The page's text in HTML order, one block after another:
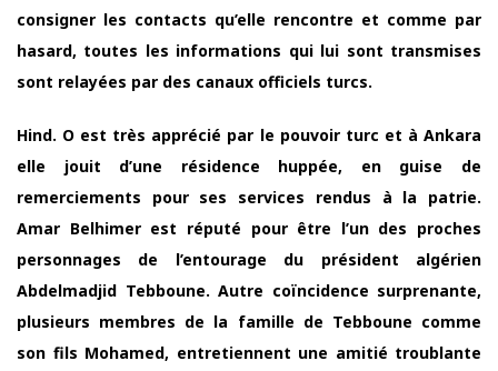
consigner les contacts qu’elle rencontre et comme par
hasard, toutes les informations qui lui sont transmises
sont relayées par des canaux officiels turcs.
Hind. O est très apprécié par le pouvoir turc et à Ankara
elle jouit d’une résidence huppée, en guise de
remerciements pour ses services rendus à la patrie.
Amar Belhimer est réputé pour être l’un des proches
personnages de l’entourage du président algérien
Abdelmadjid Tebboune. Autre coïncidence surprenante,
plusieurs membres de la famille de Tebboune comme
son fils Mohamed, entretiennent une amitié troublante